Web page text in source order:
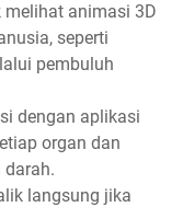
animasi 3D
seperti
pembuluh
dengan aplikasi
organ dan
langsung jika